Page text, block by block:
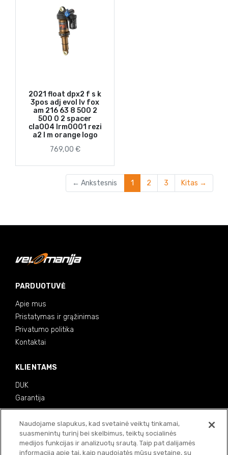
2021 float dpx2 f s k
3pos adj evol lv fox
am 216 63 8 500 2
500 0 2 spacer
cla004 lrm0001 rezi
a2 l m orange logo
769,00 €
← Ankstesnis 1 (current)
2 3 Kitas →
PARDUOTUVĖ
Apie mus
Pristatymas ir grąžinimas
Privatumo politika
Kontaktai
KLIENTAMS
DUK
Garantija
MOKĖJIMO BŪDAI
Naudojame slapukus, kad svetainė veiktų tinkamai,
suasmenintų turinį bei skelbimus, teiktų socialinės
medijos funkcijas ir analizuotų srautą. Taip pat dalijamės
informacija apie tai, kaip naudojatės mūsų svetaine, su